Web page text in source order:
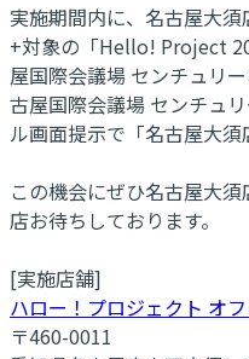
実施期間内に、名古屋大
+対象の「Hello! Project
屋国際会議場 センチュリ
古屋国際会議場 センチュ
ル画面提示で「名古屋大須
この機会にぜひ名古屋大
店お待ちしております。
[実施店舗]
ハロー！プロジェクト オ
〒460-0011